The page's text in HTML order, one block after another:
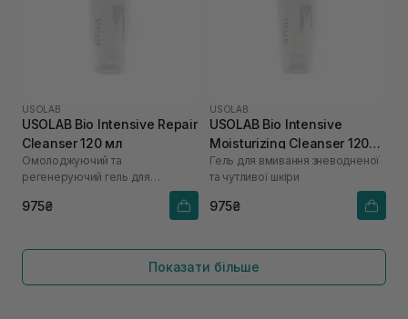
USOLAB
USOLAB Bio Intensive Repair
Cleanser 120 мл
Омолоджуючий та
регенеруючий гель для
975₴
USOLAB
USOLAB Bio Intensive
Moisturizing Cleanser 120
мл
Гель для вмивання зневодненої
та чутливої шкіри
975₴
Показати більше